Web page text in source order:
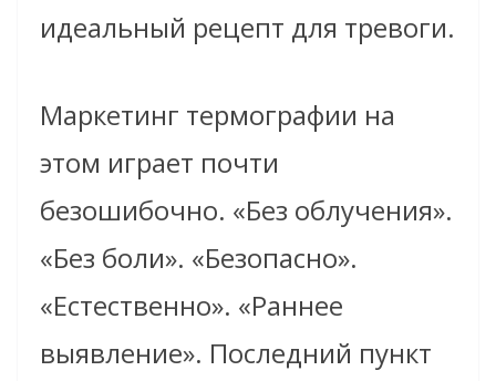
идеальный рецепт для тревоги.
Маркетинг термографии на
этом играет почти
безошибочно. «Без облучения».
«Без боли». «Безопасно».
«Естественно». «Раннее
выявление». Последний пункт